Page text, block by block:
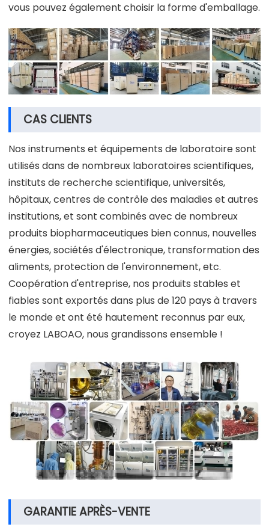
vous pouvez également choisir la forme d'emballage.
CAS CLIENTS
Nos instruments et équipements de laboratoire sont
utilisés dans de nombreux laboratoires scientifiques,
instituts de recherche scientifique, universités,
hôpitaux, centres de contrôle des maladies et autres
institutions, et sont combinés avec de nombreux
produits biopharmaceutiques bien connus, nouvelles
énergies, sociétés d'électronique, transformation des
aliments, protection de l'environnement, etc.
Coopération d'entreprise, nos produits stables et
fiables sont exportés dans plus de 120 pays à travers
le monde et ont été hautement reconnus par eux,
croyez LABOAO, nous grandissons ensemble !
GARANTIE APRÈS-VENTE